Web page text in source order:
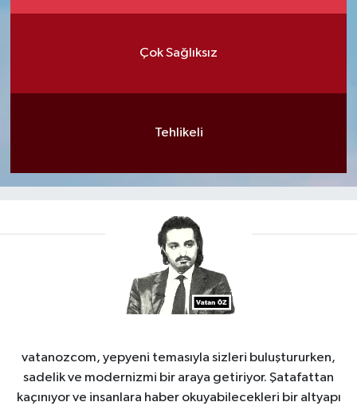
Çok Sağlıksız
Tehlikeli
vatanozcom, yepyeni temasıyla sizleri buluştururken,
sadelik ve modernizmi bir araya getiriyor. Şatafattan
kaçınıyor ve insanlara haber okuyabilecekleri bir altyapı